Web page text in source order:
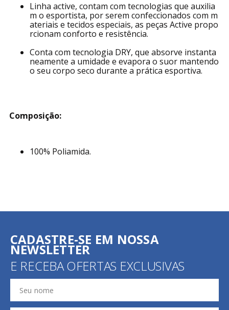
Linha active, contam com tecnologias que auxilia
m o esportista, por serem confeccionados com m
ateriais e tecidos especiais, as peças Active propo
rcionam conforto e resistência.
Conta com tecnologia DRY, que absorve instanta
neamente a umidade e evapora o suor mantendo
o seu corpo seco durante a prática esportiva.
Composição:
100% Poliamida.
CADASTRE-SE EM NOSSA
NEWSLETTER
E RECEBA OFERTAS EXCLUSIVAS